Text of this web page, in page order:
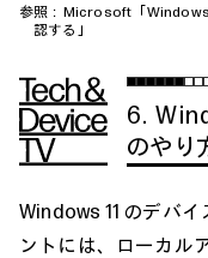
参照：Microsoft「
認する 」
6.
のやり
Windows 11 のデバ
ントには、ローカル